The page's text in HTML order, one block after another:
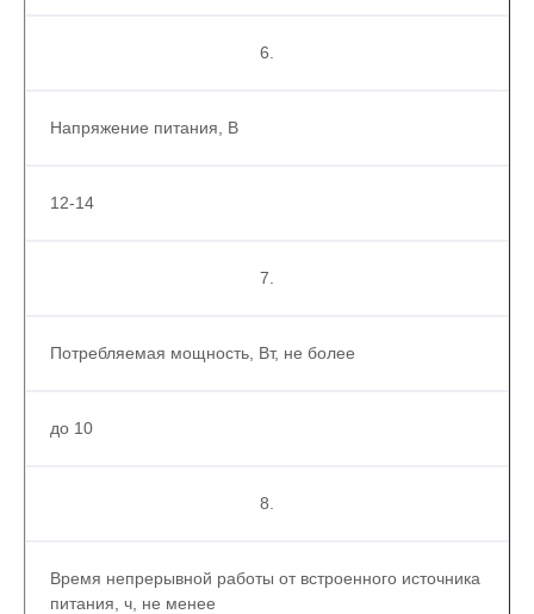
6.
Напряжение питания, В
12-14
7.
Потребляемая мощность, Вт, не более
до 10
8.
Время непрерывной работы от встроенного источника
питания, ч, не менее